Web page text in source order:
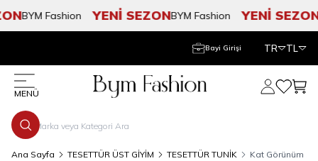
BYM Fashion YENİ SEZONBYM Fashion YENİ SEZON
Bayi Girişi TR TL
MENÜ
Hesabım
Ana Sayfa TESETTÜR ÜST GİYİM TESETTÜR TUNİK Kat Görünüm